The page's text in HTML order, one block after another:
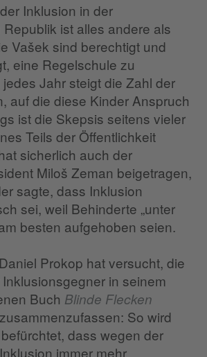
Inklusion in der
ist alles andere als
Vašek sind berechtigt und
eine Regelschule zu
Jahr steigt die Zahl der
auf die diese Kinder Anspruch
ist die Skepsis seitens vieler
Teils der Öffentlichkeit
sicherlich auch der
Miloš Zeman beigetragen,
sagte, dass Inklusion
sei, weil Behinderte „unter
besten aufgehoben seien.
Prokop hat versucht, die
in seinem
Buch Blinde Flecken
So wird
dass wegen der
immer mehr